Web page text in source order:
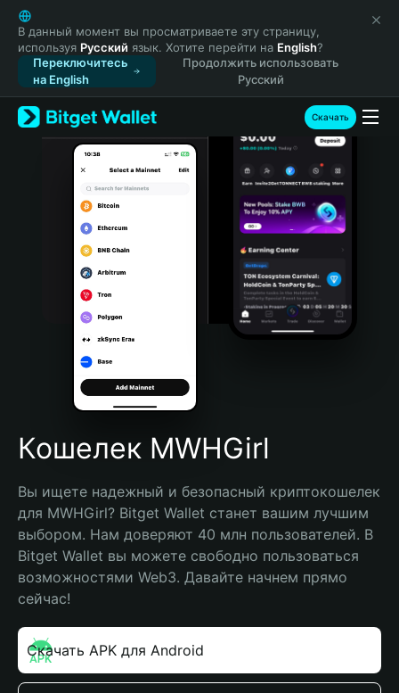
English
日本語
Tiếng Việt
Русский
Español (Latinoamérica)
Türkçe
Italiano
Português (Portugal)
Bahasa Indonesia
Português (Brasil)
Español (Argentina)
В данный момент вы просматриваете эту страницу,
используя Русский язык. Хотите перейти на English?
Переключитесь
на English
Продолжить использовать
Русский
Скачать
Кошелек MWHGirl
Вы ищете надежный и безопасный криптокошелек
для MWHGirl? Bitget Wallet станет вашим лучшим
выбором. Нам доверяют 40 млн пользователей. В
Bitget Wallet вы можете свободно пользоваться
возможностями Web3. Давайте начнем прямо
сейчас!
Скачать APK для Android